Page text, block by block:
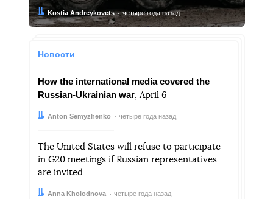
Автор:Kostia Andreykovets
Дата: четыре года назад
Новости
How the international media covered the
Russian-Ukrainian war, April 6
Автор:Anton Semyzhenko
Дата: четыре года назад
The United States will refuse to participate
in G20 meetings if Russian representatives
are invited.
Автор:Anna Kholodnova
Дата: четыре года назад